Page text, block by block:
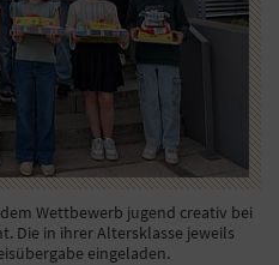
Wettbewerb jugend creativ bei
Die in ihrer Altersklasse jeweils
eingeladen.